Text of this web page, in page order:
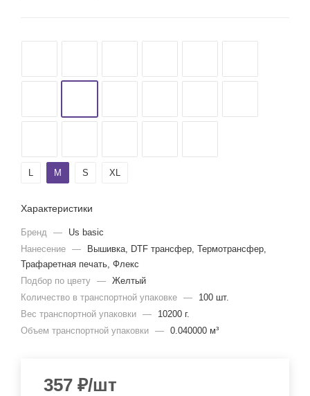
L M S XL
Характеристики
Бренд —
Us basic
Нанесение —
Вышивка, DTF трансфер, Термотрансфер,
Трафаретная печать, Флекс
Подбор по цвету — Желтый
Количество в транспортной упаковке —
100 шт.
Вес транспортной упаковки —
10200 г.
Объем транспортной упаковки — 0.040000 м³
357 ₽/шт